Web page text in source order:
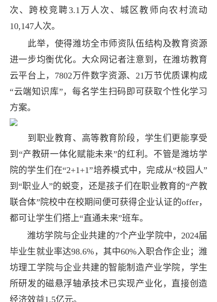
次、跨校竞聘3.1万人次、城区教师向农村流动
10,147人次。
此举，使得潍坊全市师资队伍结构及教育资源
进一步均衡优化。大众网记者注意到，在潍坊教育
云平台上，7802万件数字资源、21万节优质课构成
“云端知识库”，每名学生扫码即可获取个性化学习
方案。
到职业教育、高等教育阶段，学生们更能享受
到“产教研一体化赋能未来”的红利。不管是潍坊学
院的学生们在“2+1+1”培养模式中，完成从“校园人”
到“职业人”的蜕变，还是孩子们在职业教育的“产教
联合体”院校中在校期间便可获得企业认证的offer，
都可让学生们搭上“直通未来”班车。
潍坊学院与企业共建的7个产业学院中，2024届
毕业生就业率达98.6%，其中60%入职合作企业；潍
坊理工学院与企业共建的智能制造产业学院，学生
所研发的磁悬浮轴承技术已实现产业化，直接创造
经济效益1.5亿元。